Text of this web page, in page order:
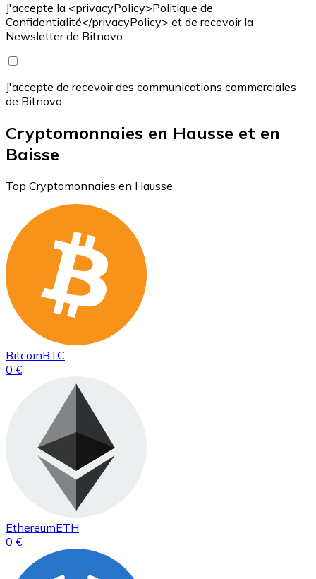
J'accepte la <privacyPolicy>Politique de
Confidentialité</privacyPolicy> et de recevoir la
Newsletter de Bitnovo
J'accepte de recevoir des communications commerciales
de Bitnovo
Cryptomonnaies en Hausse et en
Baisse
Top Cryptomonnaies en Hausse
BitcoinBTC
0 €
EthereumETH
0 €